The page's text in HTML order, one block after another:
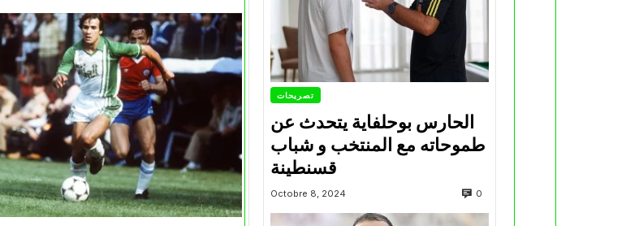
تصريحات
الحارس بوحلفاية يتحدث عن
طموحاته مع المنتخب و شباب
قسنطينة
Octobre 8, 2024 0